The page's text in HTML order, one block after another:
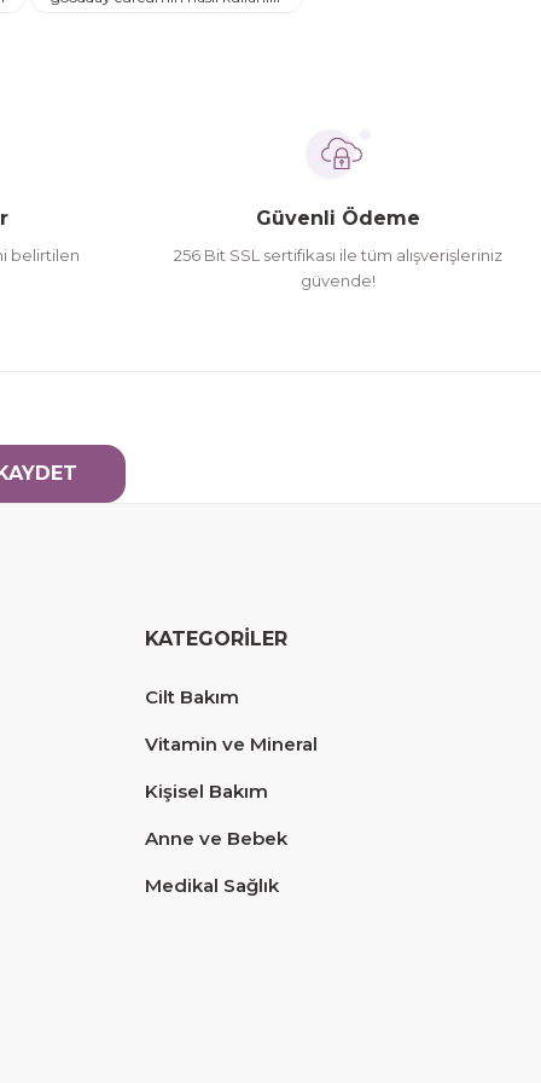
belirtilen
Güvenli Ödeme
256 Bit SSL sertifikası ile tüm alışverişleriniz
güvende!
KATEGORİLER
Cilt Bakım
Vitamin ve Mineral
Kişisel Bakım
Anne ve Bebek
Medikal Sağlık